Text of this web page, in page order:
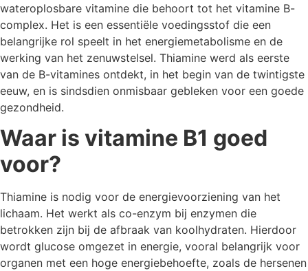
wateroplosbare vitamine die behoort tot het vitamine B-
complex. Het is een essentiële voedingsstof die een
belangrijke rol speelt in het energiemetabolisme en de
werking van het zenuwstelsel. Thiamine werd als eerste
van de B-vitamines ontdekt, in het begin van de twintigste
eeuw, en is sindsdien onmisbaar gebleken voor een goede
gezondheid.
Waar is vitamine B1 goed
voor?
Thiamine is nodig voor de energievoorziening van het
lichaam. Het werkt als co-enzym bij enzymen die
betrokken zijn bij de afbraak van koolhydraten. Hierdoor
wordt glucose omgezet in energie, vooral belangrijk voor
organen met een hoge energiebehoefte, zoals de hersenen